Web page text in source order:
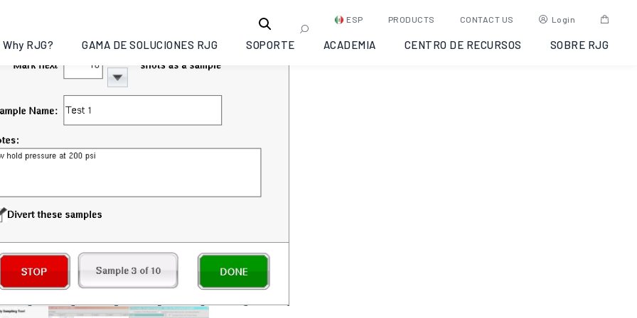
ESP PRODUCTS CONTACT US Login
Why RJG? GAMA DE SOLUCIONES RJG SOPORTE ACADEMIA CENTRO DE RECURSOS SOBRE RJG
Auto Correlator
SKU:fasdCategoría:Software para Windows